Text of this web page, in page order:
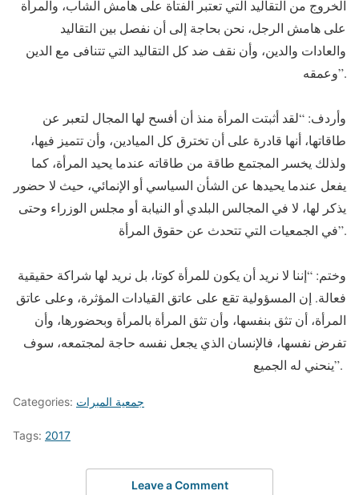
الخروج من التقاليد التي تعتبر الفتاة على هامش الشاب، والمرأة
على هامش الرجل، نحن بحاجة إلى أن نفصل بين التقاليد
والعادات والدين، وأن نقف ضد كل التقاليد التي تتنافى مع الدين
وعمقه”.
وأردف: “لقد أثبتت المرأة منذ أن أفسح لها المجال لتعبر عن
طاقاتها، أنها قادرة على أن تخترق كل الميادين، وأن تتميز فيها،
ولذلك يخسر المجتمع طاقة من طاقاته عندما يحيد المرأة، كما
يفعل عندما يحيدها عن الشأن السياسي أو الإنمائي، حيث لا حضور
يذكر لها، لا في المجالس البلدي أو النيابة أو مجلس الوزراء وحتى
في الجمعيات التي تتحدث عن حقوق المرأة”.
وختم: “إننا لا نريد أن يكون للمرأة كوتا، بل نريد لها شراكة حقيقية
فعالة. إن المسؤولية تقع على عاتق القيادات المؤثرة، وعلى عاتق
المرأة، أن تثق بنفسها، وأن تثق المرأة بالمرأة وبحضورها، وأن
تفرض نفسها، فالإنسان الذي يجعل نفسه حاجة لمجتمعه، سوف
ينحني له الجميع”.
Categories: جمعية المبرات
Tags: 2017
Leave a Comment